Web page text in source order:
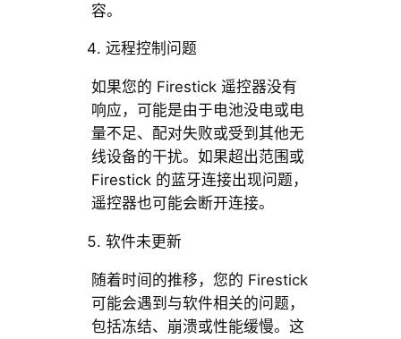
容。
远程控制问题
如果您的 Firestick 遥控器没有
响应，可能是由于电池没电或电
量不足、配对失败或受到其他无
线设备的干扰。如果超出范围或
Firestick 的蓝牙连接出现问题，
遥控器也可能会断开连接。
软件未更新
随着时间的推移，您的 Firestick
可能会遇到与软件相关的问题，
包括冻结、崩溃或性能缓慢。这